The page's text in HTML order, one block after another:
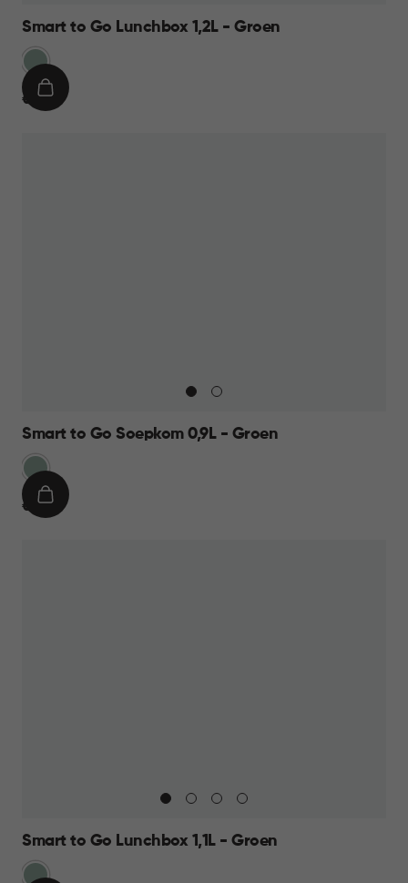
Smart to Go Lunchbox 1,2L - Groen
Groen
€
€ 11,95
IN
Smart to Go Soepkom 0,9L - Groen
Groen
€
€ 7,95
IN
Smart to Go Lunchbox 1,1L - Groen
Groen